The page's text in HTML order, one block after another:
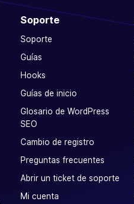
Soporte
Soporte
Guías
Hooks
Guías de inicio
Glosario de WordPress
SEO
Cambio de registro
Preguntas frecuentes
Abrir un ticket de soporte
Mi cuenta